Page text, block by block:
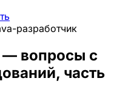
разработчик
— вопросы с
часть